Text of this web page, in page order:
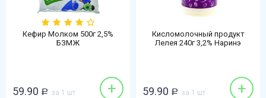
Кефир Молком 500г 2,5%
БЗМЖ
59.90 Р за 1 шт +
Кисломолочный продукт
Лелея 240г 3,2% Наринэ
59.90 Р за 1 шт +